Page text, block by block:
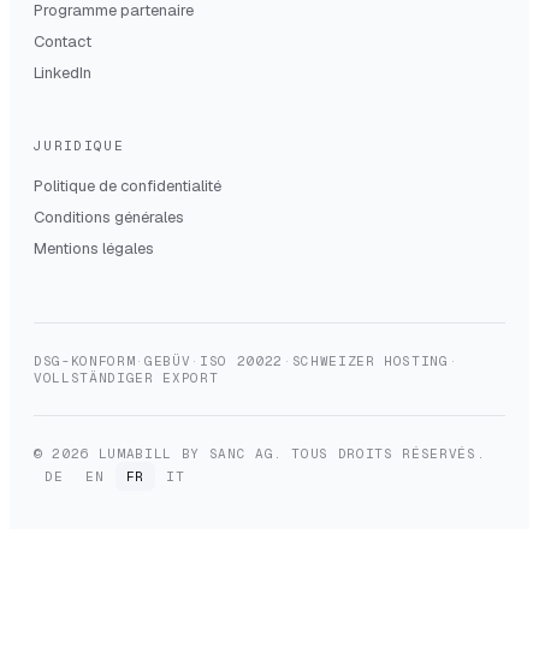
Programme partenaire
Contact
LinkedIn
JURIDIQUE
Politique de confidentialité
Conditions générales
Mentions légales
DSG-KONFORM · GEBÜV · ISO 20022 · SCHWEIZER HOSTING ·
VOLLSTÄNDIGER EXPORT
© 2026 LUMABILL BY SANC AG. TOUS DROITS RÉSERVÉS.
DE
EN FR IT